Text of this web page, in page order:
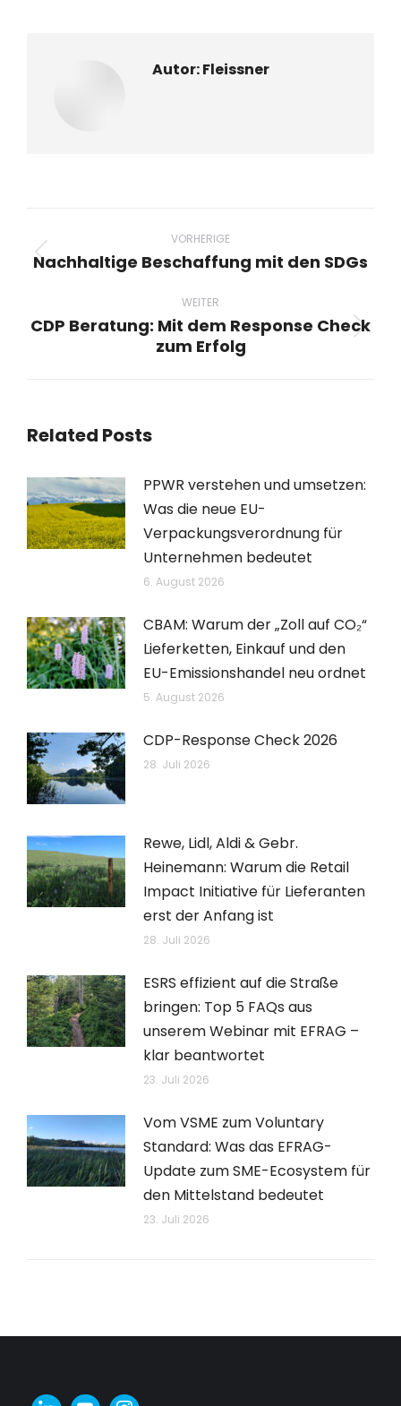
Autor:Fleissner
VORHERIGE
Vorheriger
Nachhaltige Beschaffung mit den SDGs
WEITER
Nächster
Beitrag:
CDP Beratung: Mit dem Response Check
zum Erfolg
Related Posts
PPWR verstehen und umsetzen:
Was die neue EU-
Verpackungsverordnung für
Unternehmen bedeutet
6. August 2026
CBAM: Warum der „Zoll auf CO₂“
Lieferketten, Einkauf und den
EU-Emissionshandel neu ordnet
5. August 2026
CDP-Response Check 2026
28. Juli 2026
Rewe, Lidl, Aldi & Gebr.
Heinemann: Warum die Retail
Impact Initiative für Lieferanten
erst der Anfang ist
28. Juli 2026
ESRS effizient auf die Straße
bringen: Top 5 FAQs aus
unserem Webinar mit EFRAG –
klar beantwortet
23. Juli 2026
Vom VSME zum Voluntary
Standard: Was das EFRAG-
Update zum SME-Ecosystem für
den Mittelstand bedeutet
23. Juli 2026